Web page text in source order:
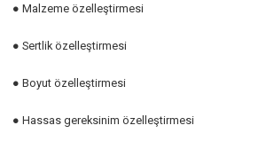
● Malzeme özelleştirmesi
● Sertlik özelleştirmesi
● Boyut özelleştirmesi
● Hassas gereksinim özelleştirmesi